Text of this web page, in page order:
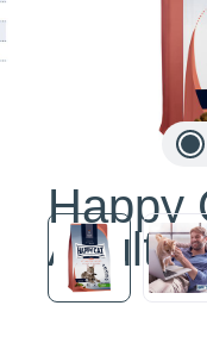
Happy
Adult